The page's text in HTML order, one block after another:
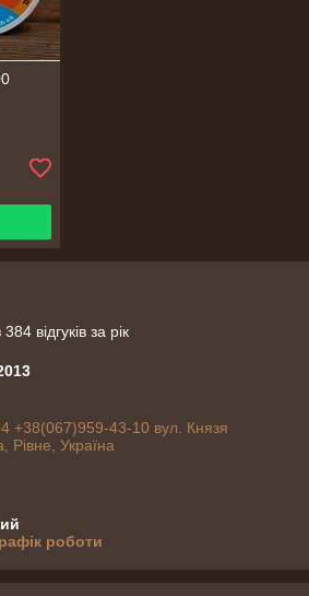
відгуків за рік
+38(067)959-43-10 вул. Князя
Україна
роботи